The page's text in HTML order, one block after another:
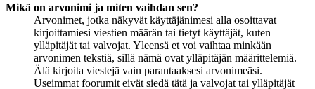
Mikä on arvonimi ja miten vaihdan sen?
Arvonimet, jotka näkyvät käyttäjänimesi alla osoittavat
kirjoittamiesi viestien määrän tai tietyt käyttäjät, kuten
ylläpitäjät tai valvojat. Yleensä et voi vaihtaa minkään
arvonimen tekstiä, sillä nämä ovat ylläpitäjän määrittelemiä.
Älä kirjoita viestejä vain parantaaksesi arvonimeäsi.
Useimmat foorumit eivät siedä tätä ja valvojat tai ylläpitäjät